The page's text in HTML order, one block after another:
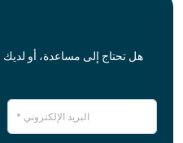
هل تحتاج إلى مساعدة، أو